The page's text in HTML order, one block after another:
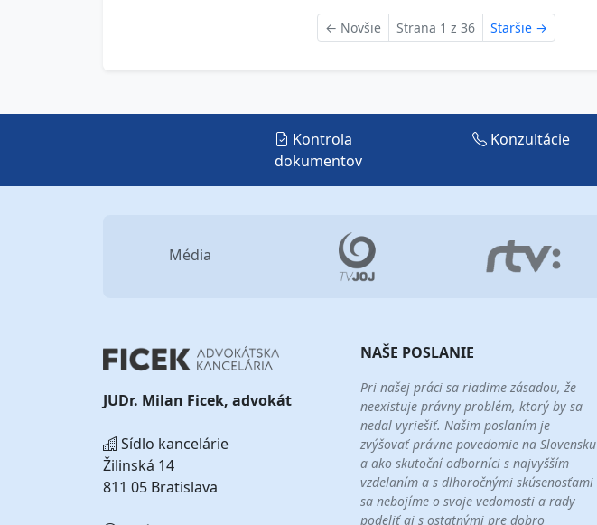
← Novšie Strana 1 z 36 Staršie →
Kontrola
dokumentov
Konzultácie
Média
JUDr. Milan Ficek, advokát
Sídlo kancelárie
Žilinská 14
811 05 Bratislava
NAŠE POSLANIE
Pri našej práci sa riadime zásadou, že
neexistuje právny problém, ktorý by sa
nedal vyriešiť. Našim poslaním je
zvýšovať právne povedomie na Slovensku
a ako skutoční odborníci s najvyšším
vzdelaním a s dlhoročnými skúsenosťami
sa nebojíme o svoje vedomosti a rady
podeliť aj s ostatnými pre dobro